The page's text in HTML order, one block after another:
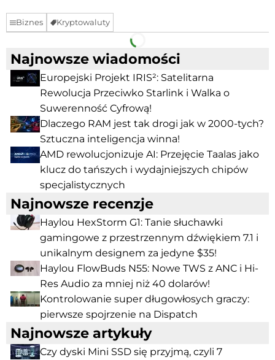
Biznes Kryptowaluty
Facebook Telegram
Najnowsze wiadomości
Europejski Projekt IRIS²: Satelitarna
Rewolucja Przeciwko Starlink i Walka o
Suwerenność Cyfrową!
Dlaczego RAM jest tak drogi jak w 2000-tych?
Sztuczna inteligencja winna!
AMD rewolucjonizuje AI: Przejęcie Taalas jako
klucz do tańszych i wydajniejszych chipów
specjalistycznych
Najnowsze recenzje
Haylou HexStorm G1: Tanie słuchawki
gamingowe z przestrzennym dźwiękiem 7.1 i
unikalnym designem za jedyne $35!
Haylou FlowBuds N55: Nowe TWS z ANC i Hi-
Res Audio za mniej niż 40 dolarów!
Kontrolowanie super długowłosych graczy:
pierwsze spojrzenie na Dispatch
Najnowsze artykuły
Czy dyski Mini SSD się przyjmą, czyli 7